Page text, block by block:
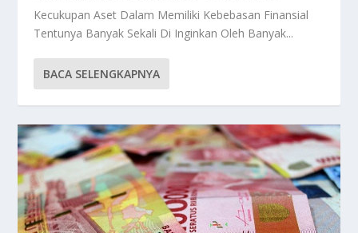
Kecukupan Aset Dalam Memiliki Kebebasan Finansial
Tentunya Banyak Sekali Di Inginkan Oleh Banyak...
BACA SELENGKAPNYA